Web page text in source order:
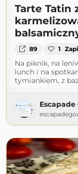
Tarte Tatin
89 1
Na piknik, na
lunch i na
tymiankiem, z